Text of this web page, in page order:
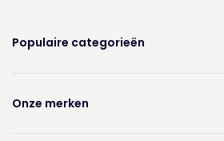
Populaire categorieën
Onze merken